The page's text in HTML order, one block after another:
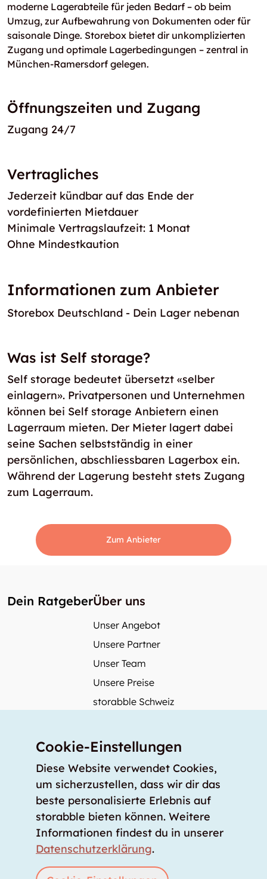
moderne Lagerabteile für jeden Bedarf – ob beim
Umzug, zur Aufbewahrung von Dokumenten oder für
saisonale Dinge. Storebox bietet dir unkomplizierten
Zugang und optimale Lagerbedingungen – zentral in
München-Ramersdorf gelegen.
Öffnungszeiten und Zugang
Zugang 24/7
Vertragliches
Jederzeit kündbar auf das Ende der
vordefinierten Mietdauer
Minimale Vertragslaufzeit: 1 Monat
Ohne Mindestkaution
Informationen zum Anbieter
Storebox Deutschland - Dein Lager nebenan
Was ist Self storage?
Self storage bedeutet übersetzt «selber
einlagern». Privatpersonen und Unternehmen
können bei Self storage Anbietern einen
Lagerraum mieten. Der Mieter lagert dabei
seine Sachen selbstständig in einer
persönlichen, abschliessbaren Lagerbox ein.
Während der Lagerung besteht stets Zugang
zum Lagerraum.
Zum Anbieter
Dein RatgeberÜber uns
Unser Angebot
Unsere Partner
Unser Team
Unsere Preise
storabble Schweiz
Mehr über storabble
Medienbeiträge
Wie gross muss ein Lagerraum sein?
Was kostet ein Lagerraum?
Für Lageranbieter
Anmelden Lagerraum inserieren
Cookie-Einstellungen
Diese Website verwendet Cookies,
um sicherzustellen, dass wir dir das
beste personalisierte Erlebnis auf
storabble bieten können. Weitere
Informationen findest du in unserer
Datenschutzerklärung.